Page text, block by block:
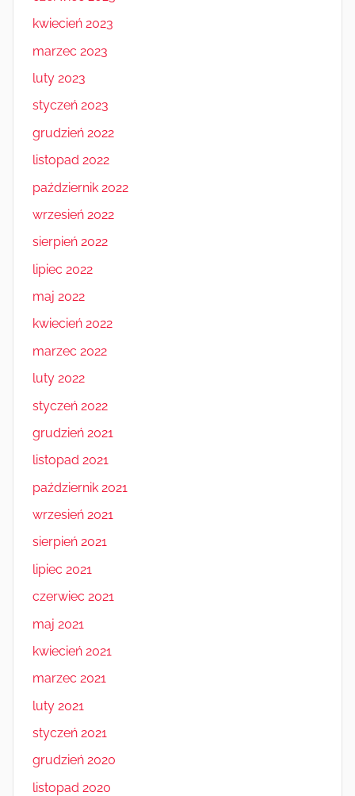
kwiecień 2023
marzec 2023
luty 2023
styczeń 2023
grudzień 2022
listopad 2022
październik 2022
wrzesień 2022
sierpień 2022
lipiec 2022
maj 2022
kwiecień 2022
marzec 2022
luty 2022
styczeń 2022
grudzień 2021
listopad 2021
październik 2021
wrzesień 2021
sierpień 2021
lipiec 2021
czerwiec 2021
maj 2021
kwiecień 2021
marzec 2021
luty 2021
styczeń 2021
grudzień 2020
listopad 2020